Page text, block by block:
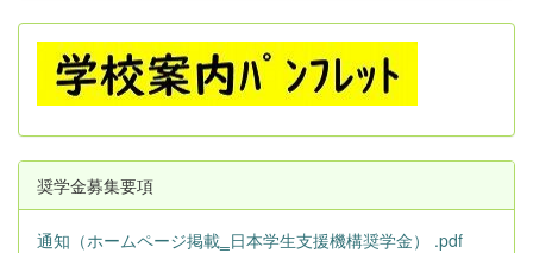
奨学金募集要項
通知（ホームページ掲載‗日本学生支援機構奨学金） .pdf